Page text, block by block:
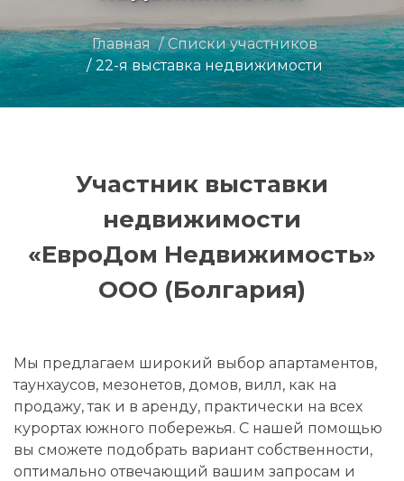
Главная
Списки участников
22-я выставка недвижимости
Участник выставки
недвижимости
«ЕвроДом Недвижимость»
ООО (Болгария)
Мы предлагаем широкий выбор апартаментов,
таунхаусов, мезонетов, домов, вилл, как на
продажу, так и в аренду, практически на всех
курортах южного побережья. С нашей помощью
вы сможете подобрать вариант собственности,
оптимально отвечающий вашим запросам и